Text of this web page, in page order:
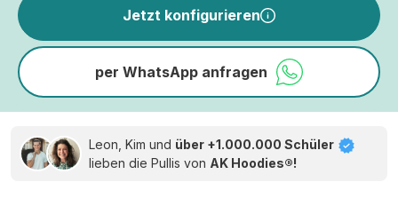
Jetzt konfigurieren
per WhatsApp anfragen
Leon, Kim und über +1.000.000 Schüler
lieben die Pullis von AK Hoodies®!